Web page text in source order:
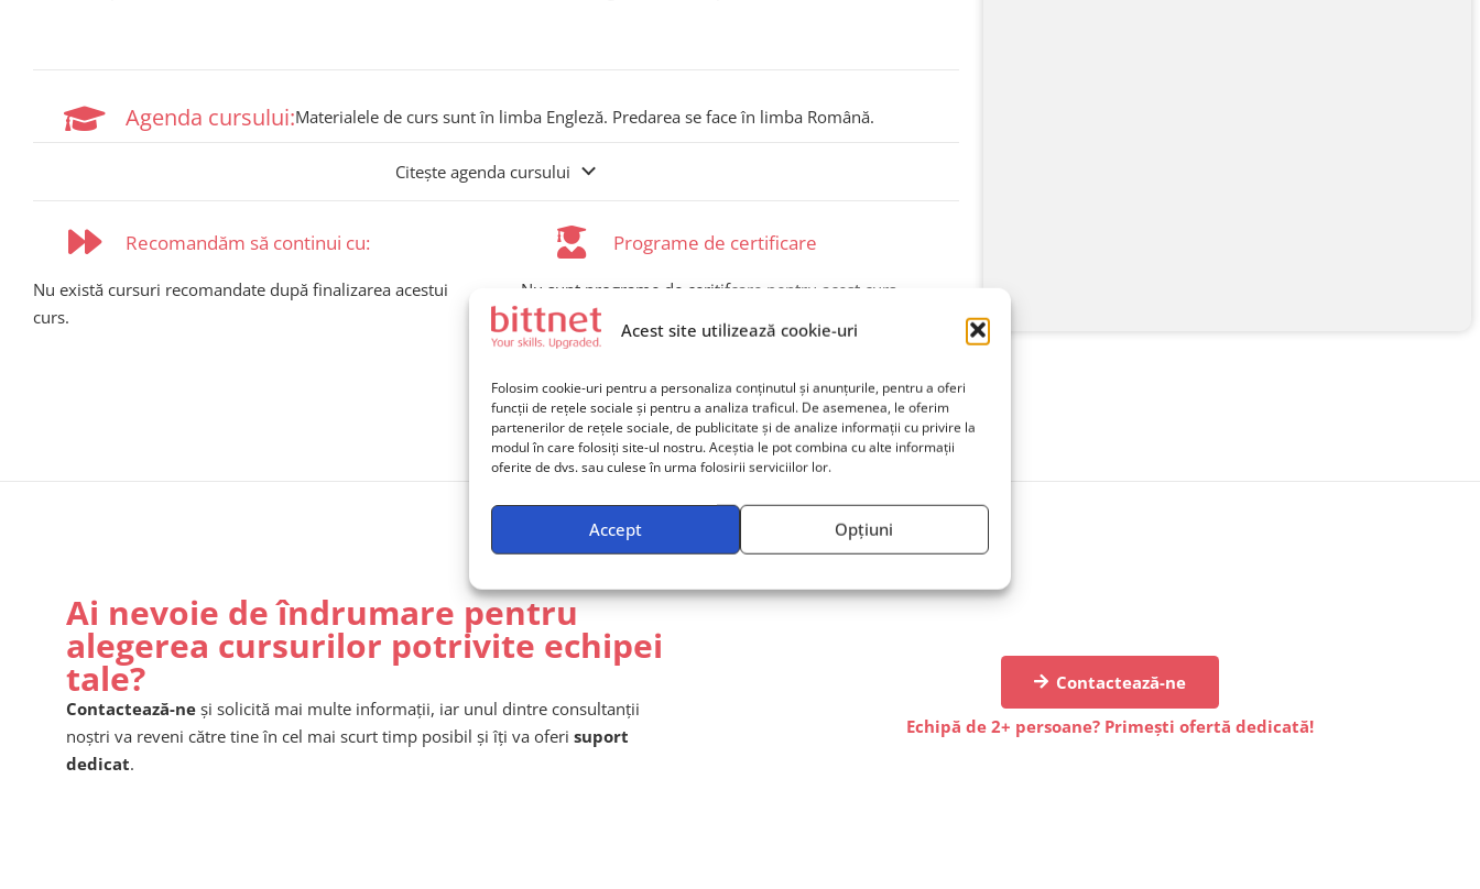
Acest site utilizează cookie-uri
Folosim cookie-uri pentru a personaliza conținutul și anunțurile, pentru a oferi
funcții de rețele sociale și pentru a analiza traficul. De asemenea, le oferim
partenerilor de rețele sociale, de publicitate și de analize informații cu privire la
modul în care folosiți site-ul nostru. Aceștia le pot combina cu alte informații
oferite de dvs. sau culese în urma folosirii serviciilor lor.
Accept Opțiuni
Agenda cursului:Materialele de curs sunt în limba Engleză. Predarea se face în limba Română.
Citește agenda cursului
Recomandăm să continui cu:
Nu există cursuri recomandate după finalizarea acestui
curs.
Programe de certificare
Nu sunt programe de ceritifcare pentru acest curs.
Ai nevoie de îndrumare pentru
alegerea cursurilor potrivite echipei
tale?
Contactează-ne și solicită mai multe informații, iar unul dintre consultanții
noștri va reveni către tine în cel mai scurt timp posibil și îți va oferi suport
dedicat.
Contactează-ne
Echipă de 2+ persoane? Primești ofertă dedicată!